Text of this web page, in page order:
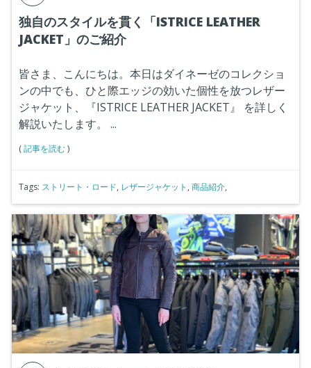
独自のスタイルを貫く「ISTRICE LEATHER
JACKET」のご紹介
皆さま、こんにちは。本日はダイネーゼのコレクショ
ンの中でも、ひと際エッジの効いた個性を放つレザー
ジャケット、『ISTRICE LEATHER JACKET』 を詳しく
解説いたします。
...
(記事を読む)
Tags: ストリート・ロード, レザージャケット , 商品紹介,